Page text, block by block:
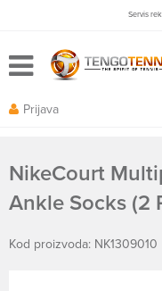
Servis
Prijava
NikeCourt
Ankle Socks (2
Kod proizvoda: NK1309010